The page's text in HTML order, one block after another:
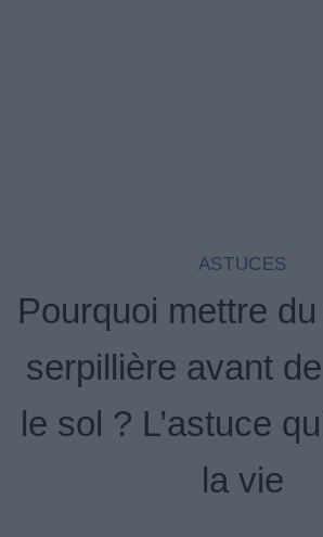
ASTUCES
Pourquoi mettre
serpillière avant
le sol ? L’astuce
la vie